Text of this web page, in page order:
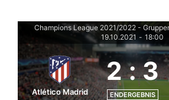
Champions League 2021/2022 -
19.10.2021 - 18:00
Atlético Madrid
2 : 3
ENDERGEBNIS